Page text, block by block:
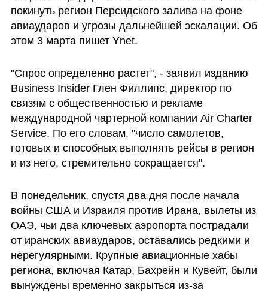
покинуть регион Персидского залива на фоне
авиаударов и угрозы дальнейшей эскалации. Об
этом 3 марта пишет Ynet.
"Спрос определенно растет", - заявил изданию
Business Insider Глен Филлипс, директор по
связям с общественностью и рекламе
международной чартерной компании Air Charter
Service. По его словам, "число самолетов,
готовых и способных выполнять рейсы в регион
и из него, стремительно сокращается".
В понедельник, спустя два дня после начала
войны США и Израиля против Ирана, вылеты из
ОАЭ, чьи два ключевых аэропорта пострадали
от иранских авиаударов, оставались редкими и
нерегулярными. Крупные авиационные хабы
региона, включая Катар, Бахрейн и Кувейт, были
вынуждены временно закрыться из-за